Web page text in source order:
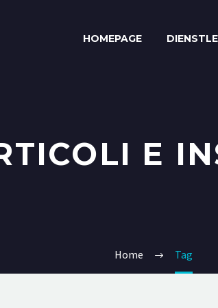
HOMEPAGE
E
Home Tag